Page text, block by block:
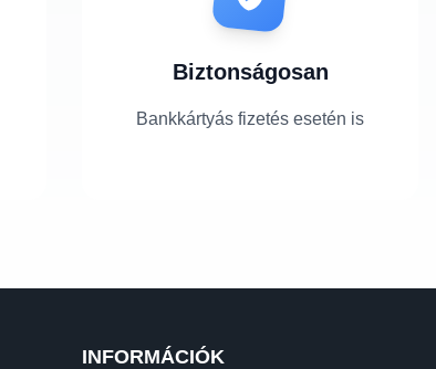
Biztonságosan
Bankkártyás fizetés esetén is
INFORMÁCIÓK